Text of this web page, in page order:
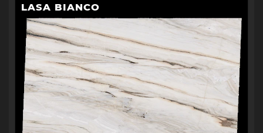
LASA BIANCO